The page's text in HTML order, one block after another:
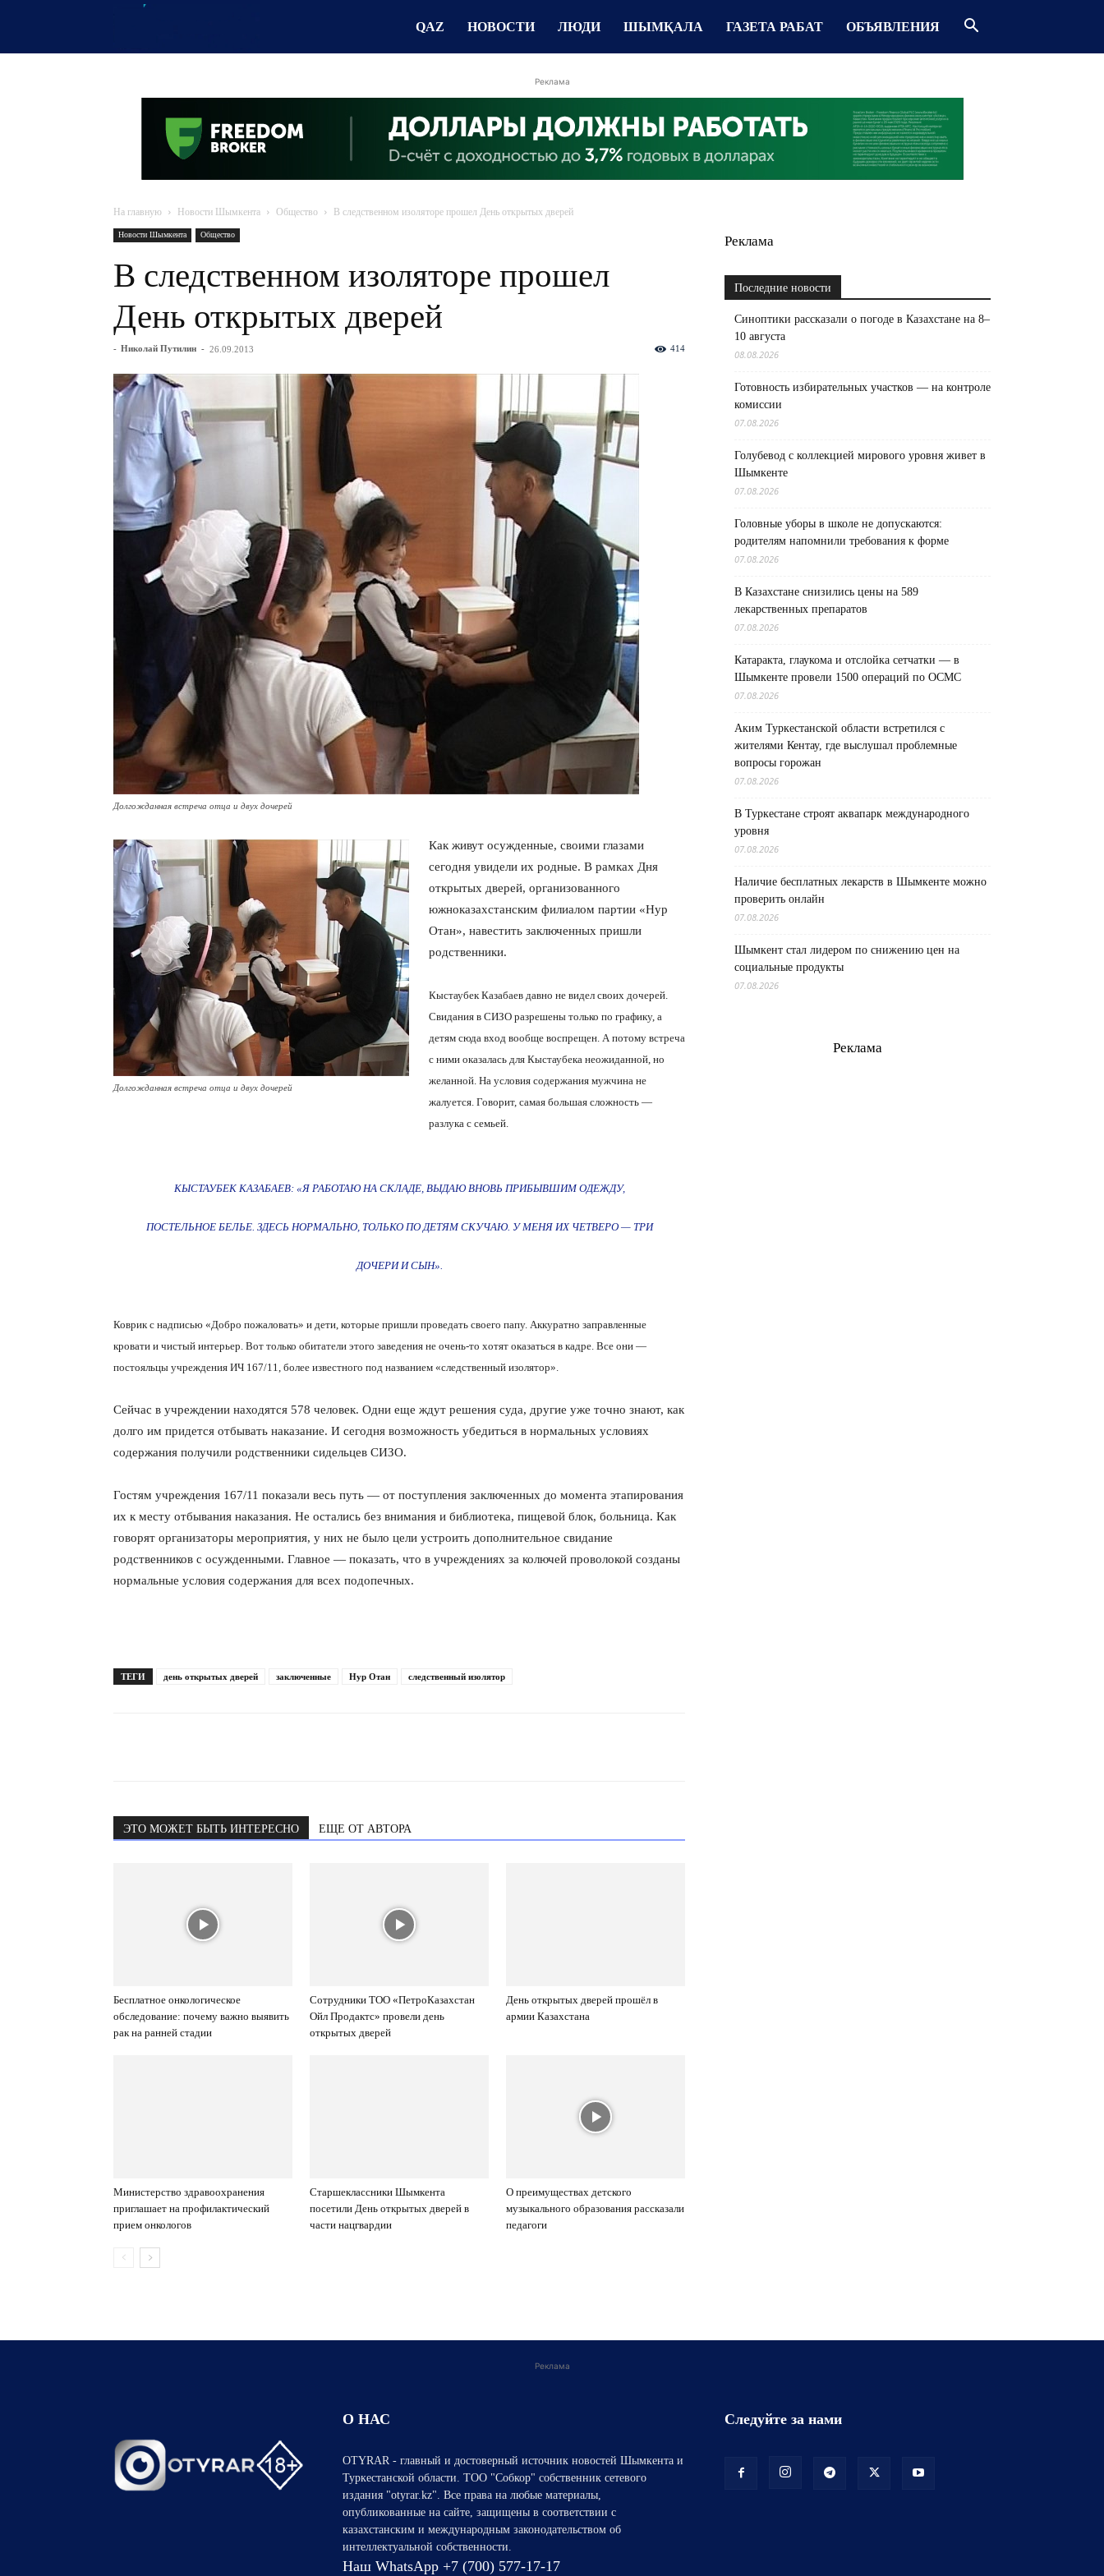
QAZ НОВОСТИ ЛЮДИ ШЫМҚАЛА ГАЗЕТА РАБАТ ОБЪЯВЛЕНИЯ
Реклама
На главную Новости Шымкента Общество В следственном изоляторе прошел День открытых дверей
Новости Шымкента Общество
В следственном изоляторе прошел
День открытых дверей
- Николай Путилин - 26.09.2013 414
Долгожданная встреча отца и двух дочерей
Долгожданная встреча отца и двух дочерей
Как живут осужденные, своими глазами
сегодня увидели их родные. В рамках Дня
открытых дверей, организованного
южноказахстанским филиалом партии «Нур
Отан», навестить заключенных пришли
родственники.
Кыстаубек Казабаев давно не видел своих дочерей.
Свидания в СИЗО разрешены только по графику, а
детям сюда вход вообще воспрещен. А потому встреча
с ними оказалась для Кыстаубека неожиданной, но
желанной. На условия содержания мужчина не
жалуется. Говорит, самая большая сложность —
разлука с семьей.
КЫСТАУБЕК КАЗАБАЕВ: «Я РАБОТАЮ НА СКЛАДЕ, ВЫДАЮ ВНОВЬ ПРИБЫВШИМ ОДЕЖДУ,
ПОСТЕЛЬНОЕ БЕЛЬЕ. ЗДЕСЬ НОРМАЛЬНО, ТОЛЬКО ПО ДЕТЯМ СКУЧАЮ. У МЕНЯ ИХ ЧЕТВЕРО — ТРИ
ДОЧЕРИ И СЫН».
Коврик с надписью «Добро пожаловать» и дети, которые пришли проведать своего папу. Аккуратно заправленные
кровати и чистый интерьер. Вот только обитатели этого заведения не очень-то хотят оказаться в кадре. Все они —
постояльцы учреждения ИЧ 167/11, более известного под названием «следственный изолятор».
Сейчас в учреждении находятся 578 человек. Одни еще ждут решения суда, другие уже точно знают, как
долго им придется отбывать наказание. И сегодня возможность убедиться в нормальных условиях
содержания получили родственники сидельцев СИЗО.
Гостям учреждения 167/11 показали весь путь — от поступления заключенных до момента этапирования
их к месту отбывания наказания. Не остались без внимания и библиотека, пищевой блок, больница. Как
говорят организаторы мероприятия, у них не было цели устроить дополнительное свидание
родственников с осужденными. Главное — показать, что в учреждениях за колючей проволокой созданы
нормальные условия содержания для всех подопечных.
ТЕГИ день открытых дверей заключенные Нур Отан следственный изолятор
ЭТО МОЖЕТ БЫТЬ ИНТЕРЕСНО ЕЩЕ ОТ АВТОРА
Бесплатное онкологическое
обследование: почему важно выявить
рак на ранней стадии
Сотрудники ТОО «ПетроКазахстан
Ойл Продактс» провели день
открытых дверей
День открытых дверей прошёл в
армии Казахстана
Министерство здравоохранения
приглашает на профилактический
прием онкологов
Старшеклассники Шымкента
посетили День открытых дверей в
части нацгвардии
О преимуществах детского
музыкального образования рассказали
педагоги
Реклама
Последние новости
Синоптики рассказали о погоде в Казахстане на 8–
10 августа
08.08.2026
Готовность избирательных участков — на контроле
комиссии
07.08.2026
Голубевод с коллекцией мирового уровня живет в
Шымкенте
07.08.2026
Головные уборы в школе не допускаются:
родителям напомнили требования к форме
07.08.2026
В Казахстане снизились цены на 589
лекарственных препаратов
07.08.2026
Катаракта, глаукома и отслойка сетчатки — в
Шымкенте провели 1500 операций по ОСМС
07.08.2026
Аким Туркестанской области встретился с
жителями Кентау, где выслушал проблемные
вопросы горожан
07.08.2026
В Туркестане строят аквапарк международного
уровня
07.08.2026
Наличие бесплатных лекарств в Шымкенте можно
проверить онлайн
07.08.2026
Шымкент стал лидером по снижению цен на
социальные продукты
07.08.2026
Реклама
Реклама
О НАС
OTYRAR - главный и достоверный источник новостей Шымкента и
Туркестанской области. ТОО "Собкор" собственник сетевого
издания "otyrar.kz". Все права на любые материалы,
опубликованные на сайте, защищены в соответствии с
казахстанским и международным законодательством об
интеллектуальной собственности.
Наш WhatsApp +7 (700) 577-17-17
Следуйте за нами